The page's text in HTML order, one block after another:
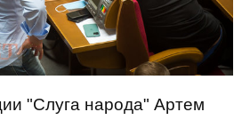
"Слуга народа" Артем